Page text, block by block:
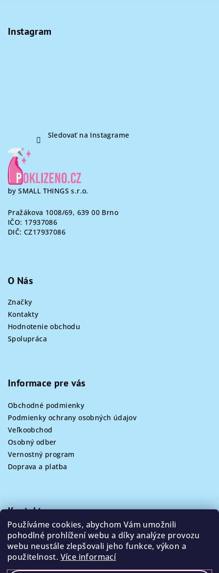
Používáme cookies, abychom Vám umožnili
pohodlné prohlížení webu a díky analýze provozu
webu neustále zlepšovali jeho funkce, výkon a
použitelnost. Více informací
Instagram
Sledovať na Instagrame
by SMALL THINGS s.r.o.
Pražákova 1008/69, 639 00 Brno
IČO: 17937086
DIČ: CZ17937086
O Nás
Značky
Kontakty
Hodnotenie obchodu
Spolupráca
Informace pre vás
Obchodné podmienky
Podmienky ochrany osobných údajov
Veľkoobchod
Osobný odber
Vernostný program
Doprava a platba
Kontakt
info@poklizeno.cz